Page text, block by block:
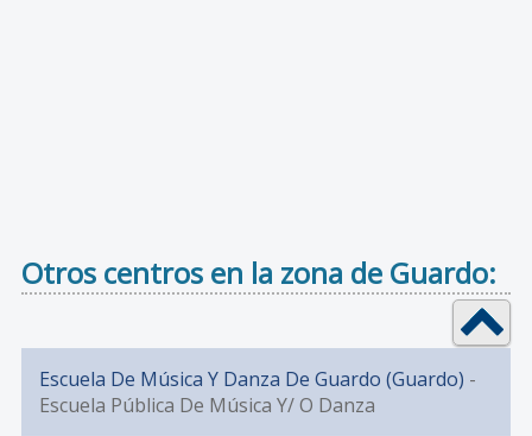
Otros centros en la zona de Guardo:
Escuela De Música Y Danza De Guardo (Guardo) -
Escuela Pública De Música Y/ O Danza